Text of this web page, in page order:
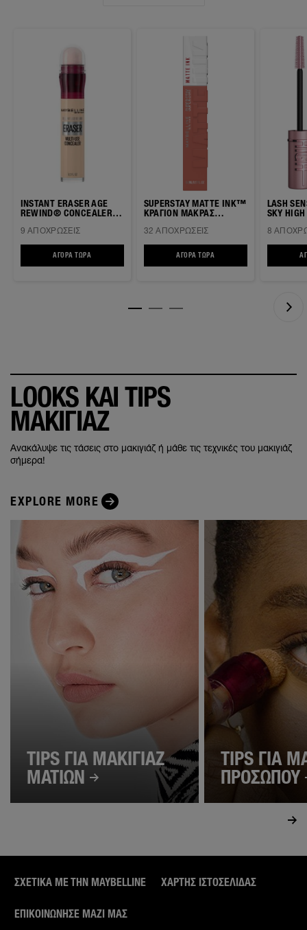
INSTANT ERASER AGE
REWIND® CONCEALER
9 ΑΠΟΧΡΏΣΕΙΣ
ΑΓΟΡΆ ΤΏΡΑ INSTANT ERASER AGE REWIND® CONCEALER ΜΕ ΣΦΟΥΓΓΑΡΑΚΙ
SUPERSTAY MATTE INK™
ΚΡΑΓΙΟΝ ΜΑΚΡΑΣ
32 ΑΠΟΧΡΏΣΕΙΣ
ΑΓΟΡΆ ΤΏΡΑ SUPERSTAY MATTE INK™
LASH
SKY HIGH ΜΑΣΚΑΡΑ ΓΙΑ
8
LOOKS ΚΑΙ TIPS
ΜΑΚΙΓΙΑΖ
Ανακάλυψε τις τάσεις στο μακιγιάζ ή μάθε τις τεχνικές του μακιγιάζ
σήμερα!
EXPLORE MORE
TIPS ΓΙΑ ΜΑΚΙΓΙΑΖ
ΜΑΤΙΩΝ
TIPS ΓΙΑ
ΠΡΟΣΩΠΟΥ
ΣΧΕΤΙΚΑ ΜΕ ΤΗΝ MAYBELLINE
ΕΠΙΚΟΙΝΏΝΗΣΕ ΜΑΖΊ ΜΑΣ
ΧΆΡΤΗΣ ΙΣΤΟΣΕΛΊΔΑΣ